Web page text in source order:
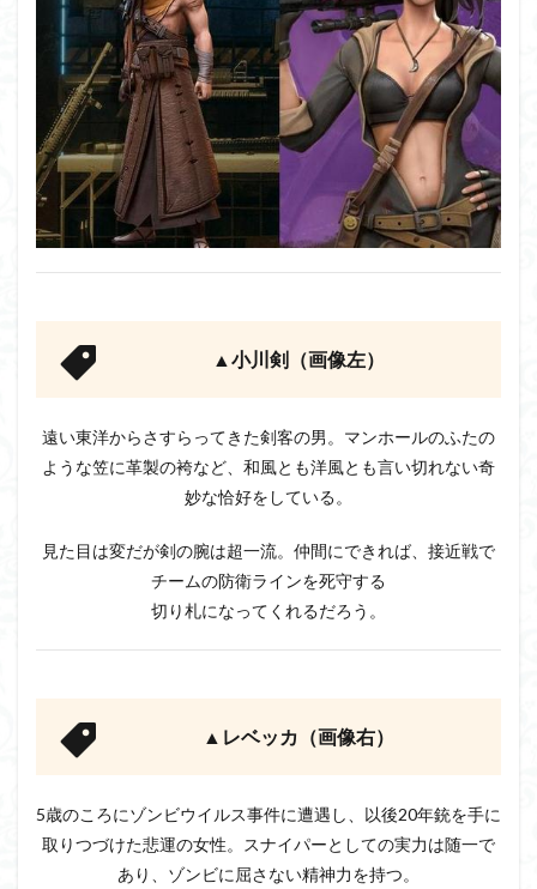
▲小川剣（画像左）
遠い東洋からさすらってきた剣客の男。マンホールのふたの
ような笠に革製の袴など、和風とも洋風とも言い切れない奇
妙な恰好をしている。
見た目は変だが剣の腕は超一流。仲間にできれば、接近戦で
チームの防衛ラインを死守する
切り札になってくれるだろう。
▲レベッカ（画像右）
5歳のころにゾンビウイルス事件に遭遇し、以後20年銃を手に
取りつづけた悲運の女性。スナイパーとしての実力は随一で
あり、ゾンビに屈さない精神力を持つ。